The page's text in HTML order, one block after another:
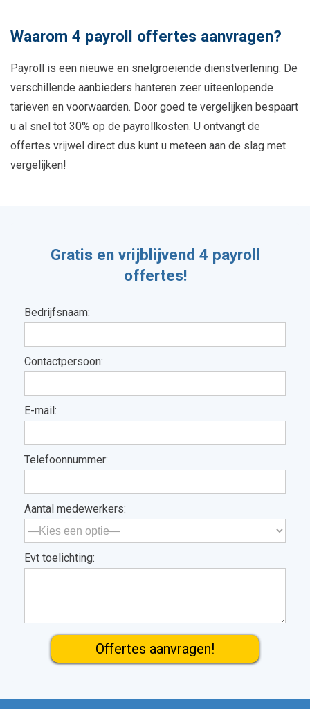
Waarom 4 payroll offertes aanvragen?
Payroll is een nieuwe en snelgroeiende dienstverlening. De
verschillende aanbieders hanteren zeer uiteenlopende
tarieven en voorwaarden. Door goed te vergelijken bespaart
u al snel tot 30% op de payrollkosten. U ontvangt de
offertes vrijwel direct dus kunt u meteen aan de slag met
vergelijken!
Gratis en vrijblijvend 4 payroll
offertes!
Bedrijfsnaam:
Contactpersoon:
E-mail:
Telefoonnummer:
Aantal medewerkers:
Evt toelichting:
Gelieve dit veld leeg te laten.